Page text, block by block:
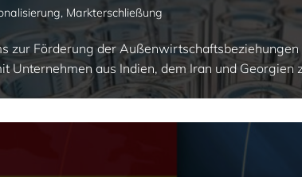
, Markterschließung
Förderung der Außenwirtschaftsbeziehungen
Unternehmen aus Indien, dem Iran und Georgien